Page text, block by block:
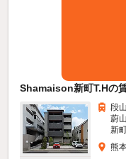
Shamaison新町T.Hの
段
蔚
新
熊